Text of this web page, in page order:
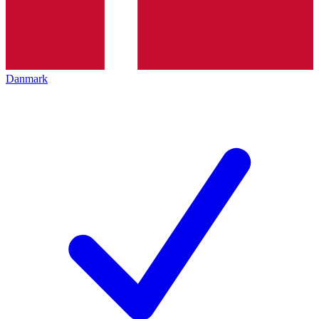
Danmark